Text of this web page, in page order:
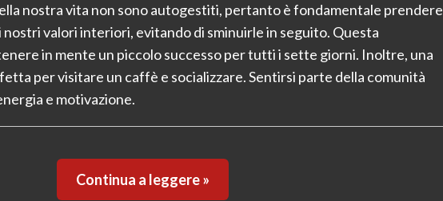
nostra vita non sono autogestiti, pertanto è fondamentale prendere
valori interiori, evitando di sminuirle in seguito. Questa
in mente un piccolo successo per tutti i sette giorni. Inoltre, una
per visitare un caffè e socializzare. Sentirsi parte della comunità
e motivazione.
Continua a leggere »